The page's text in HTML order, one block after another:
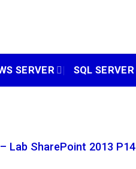
SERVER SQL SERVER
Lab SharePoint 2013 P14